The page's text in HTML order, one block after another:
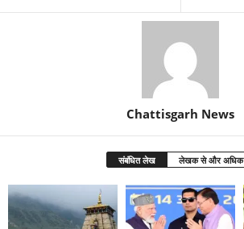
Chattisgarh News
संबंधित लेख लेखक से और अधिक